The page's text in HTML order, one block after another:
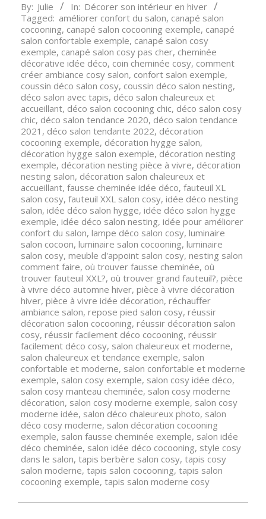
12-
28
By: Julie In: Décorer son intérieur en hiver
Tagged: améliorer confort du salon, canapé salon
cocooning, canapé salon cocooning exemple, canapé
salon confortable exemple, canapé salon cosy
exemple, canapé salon cosy pas cher, cheminée
décorative idée déco, coin cheminée cosy, comment
créer ambiance cosy salon, confort salon exemple,
coussin déco salon cosy, coussin déco salon nesting,
déco salon avec tapis, déco salon chaleureux et
accueillant, déco salon cocooning chic, déco salon cosy
chic, déco salon tendance 2020, déco salon tendance
2021 , déco salon tendante 2022, décoration
cocooning exemple, décoration hygge salon,
décoration hygge salon exemple, décoration nesting
exemple, décoration nesting pièce à vivre, décoration
nesting salon, décoration salon chaleureux et
accueillant, fausse cheminée idée déco, fauteuil XL
salon cosy, fauteuil XXL salon cosy, idée déco nesting
salon, idée déco salon hygge, idée déco salon hygge
exemple, idée déco salon nesting, idée pour améliorer
confort du salon, lampe déco salon cosy, luminaire
salon cocoon, luminaire salon cocooning, luminaire
salon cosy, meuble d'appoint salon cosy, nesting salon
comment faire, où trouver fausse cheminée, où
trouver fauteuil XXL?, où trouver grand fauteuil?, pièce
à vivre déco automne hiver, pièce à vivre décoration
hiver, pièce à vivre idée décoration, réchauffer
ambiance salon, repose pied salon cosy, réussir
décoration salon cocooning, réussir décoration salon
cosy, réussir facilement déco cocooning, réussir
facilement déco cosy, salon chaleureux et moderne,
salon chaleureux et tendance exemple, salon
confortable et moderne, salon confortable et moderne
exemple, salon cosy exemple, salon cosy idée déco,
salon cosy manteau cheminée, salon cosy moderne
décoration, salon cosy moderne exemple, salon cosy
moderne idée, salon déco chaleureux photo, salon
déco cosy moderne, salon décoration cocooning
exemple, salon fausse cheminée exemple, salon idée
déco cheminée, salon idée déco cocooning, style cosy
dans le salon, tapis berbère salon cosy, tapis cosy
salon moderne, tapis salon cocooning, tapis salon
cocooning exemple, tapis salon moderne cosy